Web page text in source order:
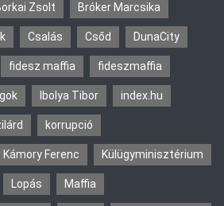
Zsolt Bróker Marcsika
Csalás Csőd DunaCity
fidesz maffia fideszmaffia
Ibolya Tibor index.hu
korrupció
Kámory Ferenc Külügyminisztérium
Lopás Maffia